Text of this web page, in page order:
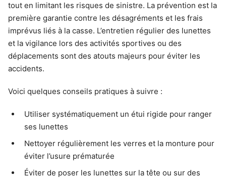
tout en limitant les risques de sinistre. La prévention est la
première garantie contre les désagréments et les frais
imprévus liés à la casse. L’entretien régulier des lunettes
et la vigilance lors des activités sportives ou des
déplacements sont des atouts majeurs pour éviter les
accidents.
Voici quelques conseils pratiques à suivre :
Utiliser systématiquement un étui rigide pour ranger
ses lunettes
Nettoyer régulièrement les verres et la monture pour
éviter l’usure prématurée
Éviter de poser les lunettes sur la tête ou sur des